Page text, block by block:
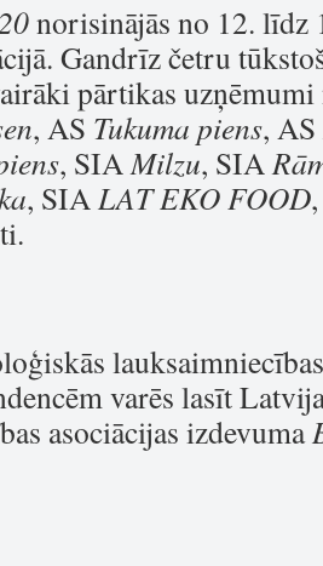
norisinājās no 12. līdz
Gandrīz četru
pārtikas
, AS Tukuma piens, AS
, SIAMilzu, SIA
, SIALAT EKO FOOD
varēs lasīt
asociācijas izdevuma